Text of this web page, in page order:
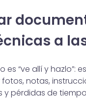
a
es “ve allí y hazlo”:
notas,
y pérdidas de